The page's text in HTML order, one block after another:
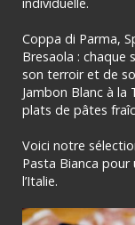
Coppa di Parma,
Bresaola : chaque
son terroir et de
Jambon Blanc à la
plats de pâtes
Voici notre
Pasta Bianca
l’Italie.